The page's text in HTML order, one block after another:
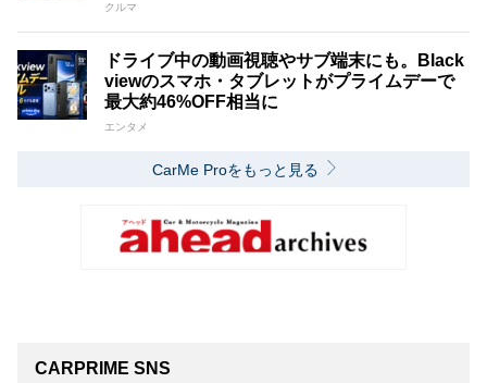
クルマ
ドライブ中の動画視聴やサブ端末にも。Black
viewのスマホ・タブレットがプライムデーで
最大約46%OFF相当に
エンタメ
CarMe Proをもっと見る
CARPRIME SNS